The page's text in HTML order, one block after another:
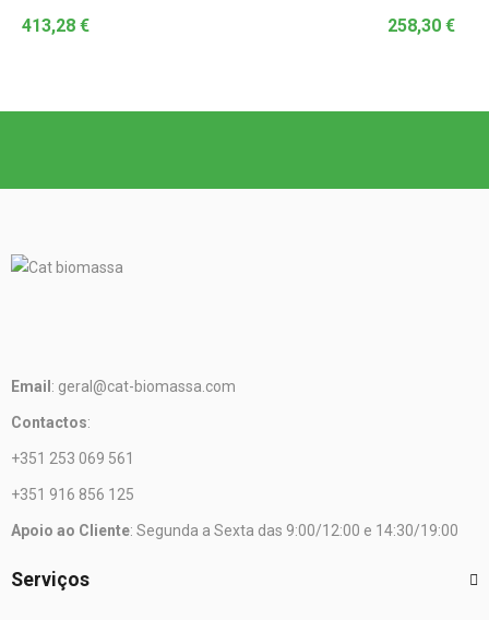
413,28 €
258,30 €
Email : geral@cat-biomassa.com
Contactos:
+351 253 069 561
+351 916 856 125
Apoio ao Cliente: Segunda a Sexta das 9:00/12:00 e 14:30/19:00
Serviços